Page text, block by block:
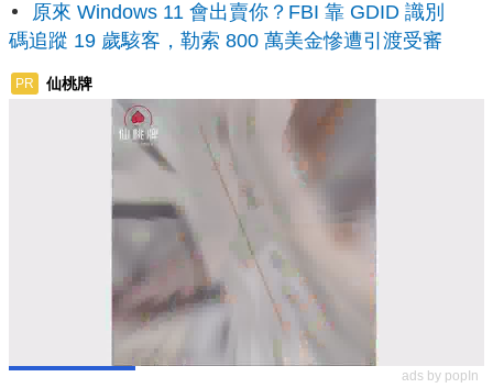
原來 Windows 11 會出賣你？FBI 靠 GDID 識別
碼追蹤 19 歲駭客，勒索 800 萬美金慘遭引渡受審
PR 仙桃牌
ads by popIn